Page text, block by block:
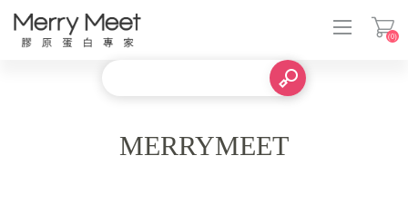
(0)
MERRYMEET